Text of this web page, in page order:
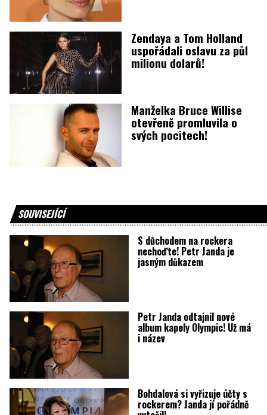
Zendaya a Tom Holland
uspořádali oslavu za půl
milionu dolarů!
Manželka Bruce Willise
otevřeně promluvila o
svých pocitech!
SOUVISEJÍCÍ
S důchodem na rockera
nechoďte! Petr Janda je
jasným důkazem
Petr Janda odtajnil nové
album kapely Olympic! Už má
i název
Bohdalová si vyřizuje účty s
rockerem? Janda jí pořádně